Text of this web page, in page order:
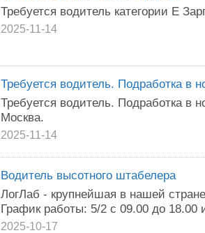
Требуется водитель категории Е
2025-11-14
Требуется водитель. Подработка в
Требуется водитель. Подработка в
Москва.
2025-11-14
Водитель высотного штабелера
ЛогЛаб - крупнейшая в нашей
График работы: 5/2 с 09.00 до 18.00
2025-10-17